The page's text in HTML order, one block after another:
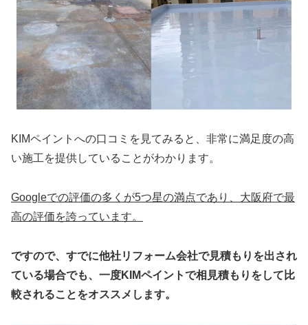
KIMペイントへの口コミを見てみると、非常に満足度の高
い施工を提供していることがわかります。
Googleでの評価の多くが5つ星の満点であり、大阪府で最
高の評価を誇っています。
ですので、すでに他社リフォーム会社で見積もりを出され
ている場合でも、一度KIMペイントで相見積もりをして比
較されることをオススメします。